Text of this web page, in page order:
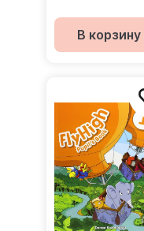
В корзину